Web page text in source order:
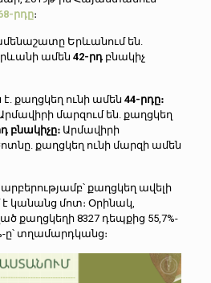
րդը։
Երևանում են.
ամեն 42-րդբնակիչ
քաղցկեղ ունի ամեն 44-րդը։
մարզում են. քաղցկեղ
բնակիչը։Արմավիրի
քաղցկեղ ունի մարզի ամեն
քաղցկեղ ավելի
կանանց մոտ։ Օրինակ,
քաղցկեղի 8327 դեպքից 55,7%-
ը՝ տղամարդկանց։